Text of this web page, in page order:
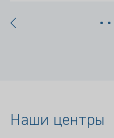
Наши центры